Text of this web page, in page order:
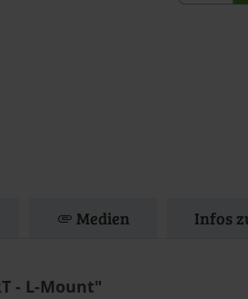
Medien Infos
- L-Mount"